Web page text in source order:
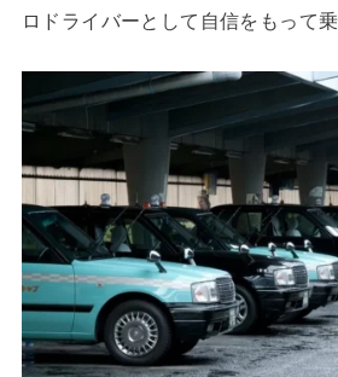
ロドライバーとして自信をもって